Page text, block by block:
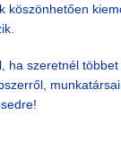
köszönhetően
ha szeretnél